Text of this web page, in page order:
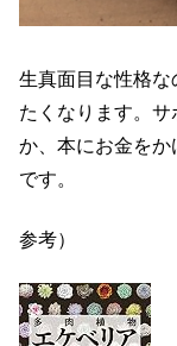
生真面目な性格な
たくなります。
か、本にお金をか
です。
参考）